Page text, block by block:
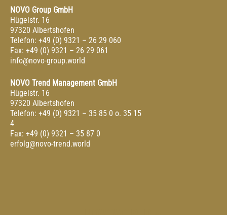
NOVO Group GmbH
Hügelstr. 16
97320 Albertshofen
Telefon: +49 (0) 9321 – 26 29 060
Fax: +49 (0) 9321 – 26 29 061
info@novo-group.world
NOVO Trend Management GmbH
Hügelstr. 16
97320 Albertshofen
Telefon: +49 (0) 9321 – 35 85 0 o. 35 15
4
Fax: +49 (0) 9321 – 35 87 0
erfolg@novo-trend.world